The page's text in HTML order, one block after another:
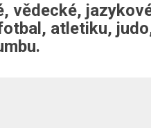
vědecké,
atletiku,